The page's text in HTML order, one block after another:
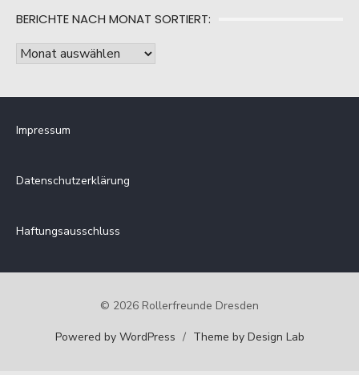
Kategorie
sortiert:
BERICHTE NACH MONAT SORTIERT:
Berichte
Impressum
Datenschutzerklärung
Haftungsausschluss
© 2026 Rollerfreunde Dresden
Powered by WordPress / Theme by Design Lab